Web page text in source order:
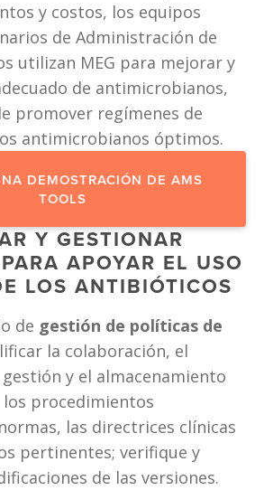
y costos, los equipos
de Administración de
utilizan MEG para mejorar y
de antimicrobianos,
promover regímenes de
antimicrobianos óptimos.
DEMOSTRACIÓN DE AMS
TOOLS
Y GESTIONAR
APOYAR EL USO
LOS ANTIBIÓTICOS
de gestión de políticas de
la colaboración, el
y el almacenamiento
procedimientos
las directrices clínicas
pertinentes; verifique y
de las versiones.